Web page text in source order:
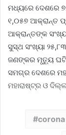
ମଧ୍ୟରେ ଦେଶରେ
୧,୦୫୭ ଆକ୍ରାନ୍ତ
ଆକ୍ରାନ୍ତଙ୍କ
ସୁସ୍ଥ ସଂଖ୍ୟା
ଜଣଙ୍କର ମୃତ୍ୟୁ
ସମଗ୍ର ଦେଶରେ
ମହାରାଷ୍ଟ୍ର ଓ